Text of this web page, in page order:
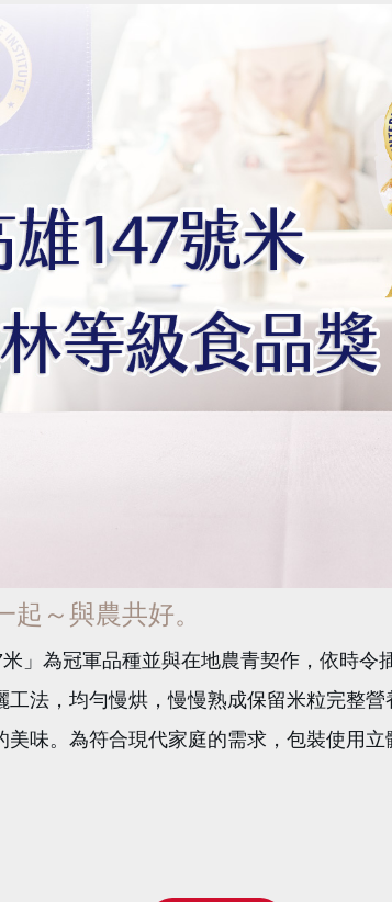
～與農共好。
」為冠軍品種並與在地農青契作，依時
法，均勻慢烘，慢慢熟成保留米粒完整
味。為符合現代家庭的需求，包裝使用